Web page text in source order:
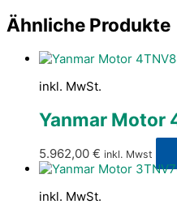
Ähnliche Produkte
inkl. MwSt.
Yanmar Motor
5.962,00 € inkl. Mwst
inkl. MwSt.